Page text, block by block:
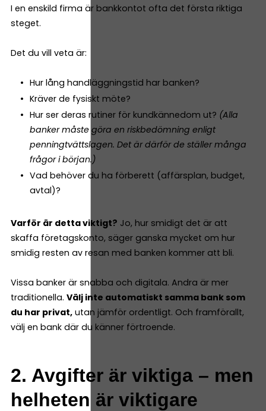
I en enskild firma är bankkontot ofta det första riktiga
steget.
Det du vill veta är:
Hur lång handläggningstid har banken?
Kräver de fysiskt möte?
Hur ser deras rutiner för kundkännedom ut? (Alla
banker måste göra en riskbedömning enligt
penningtvättslagen. Det är därför de ställer många
frågor i början.)
Vad behöver du ha förberett (affärsplan, budget,
avtal)?
Varför är detta viktigt? Jo, hur smidigt det är att
skaffa företagskonto, säger ganska mycket om hur
smidig resten av resan med banken kommer att bli.
Vissa banker är snabba och digitala. Andra är mer
traditionella. Välj inte automatiskt samma bank som
du har privat, utan jämför ordentligt. Och framförallt,
välj en bank där du känner förtroende.
2. Avgifter är viktiga – men
helheten är viktigare